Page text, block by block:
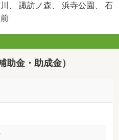
、 諏訪ノ森、 浜寺公園、 石
助金・助成金）